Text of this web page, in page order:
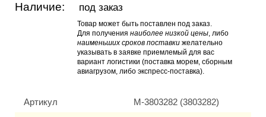
Наличие: под заказ
Товар может быть поставлен под заказ.
Для получения наиболее низкой цены, либо
наименьших сроков поставки желательно
указывать в заявке приемлемый для вас
вариант логистики (поставка морем, сборным
авиагрузом, либо экспресс-поставка).
Артикул M-3803282 (3803282)